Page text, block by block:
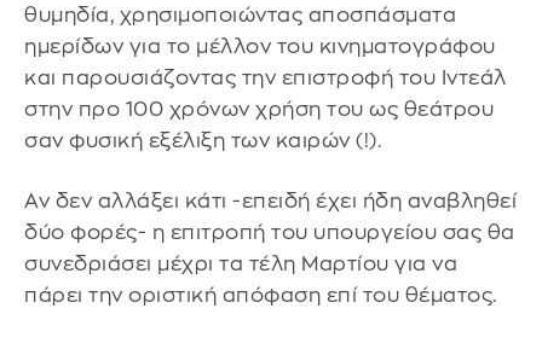
θυμηδία, χρησιμοποιώντας αποσπάσματα
ημερίδων για το μέλλον του κινηματογράφου
και παρουσιάζοντας την επιστροφή του Ιντεάλ
στην προ 100 χρόνων χρήση του ως θεάτρου
σαν φυσική εξέλιξη των καιρών (!).
Αν δεν αλλάξει κάτι -επειδή έχει ήδη αναβληθεί
δύο φορές- η επιτροπή του υπουργείου σας θα
συνεδριάσει μέχρι τα τέλη Μαρτίου για να
πάρει την οριστική απόφαση επί του θέματος.